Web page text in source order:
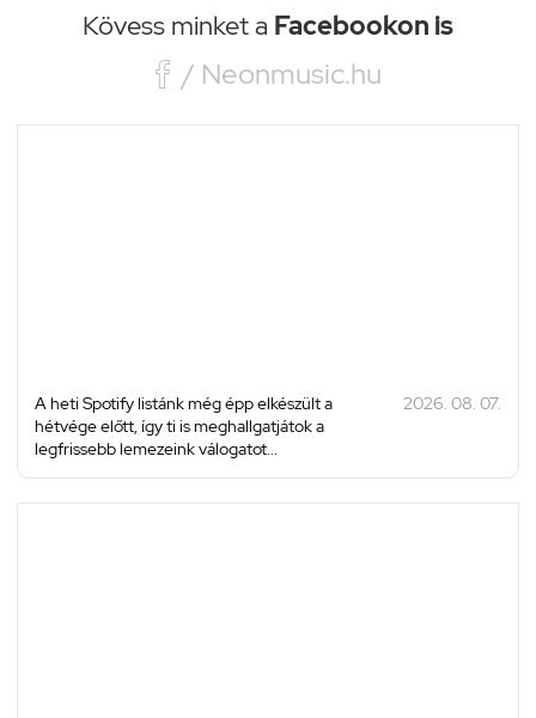
Kövess minket a Facebookon is
 / Neonmusic.hu
A heti Spotify listánk még épp elkészült a
hétvége előtt, így ti is meghallgatjátok a
legfrissebb lemezeink válogatot...
2026. 08. 07.